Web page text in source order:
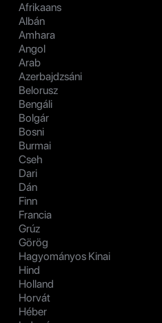
Afrikaans
Albán
Amhara
Angol
Arab
Azerbajdzsáni
Belorusz
Bengáli
Bolgár
Bosni
Burmai
Cseh
Dari
Dán
Finn
Francia
Grúz
Görög
Hagyományos Kinai
Hind
Holland
Horvát
Héber